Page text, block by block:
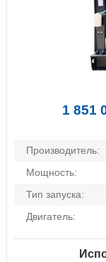
1 851
Производитель:
Мощность:
Тип запуска:
Двигатель: